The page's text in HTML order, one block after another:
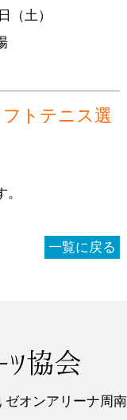
（土）
トテニス選
一覧に戻る
ゼオンアリーナ周南